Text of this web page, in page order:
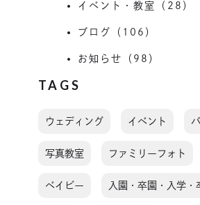
イベント・教室（28）
ブログ（106）
お知らせ（98）
TAGS
ウェディング イベント
写真教室 ファミリーフォト
ベイビー 入園・卒園・入学・